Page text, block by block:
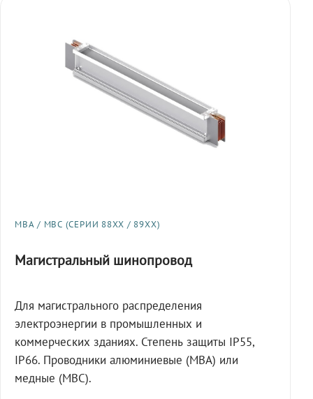
МВА / МВС (СЕРИИ 88XX / 89XX)
Магистральный шинопровод
Для магистрального распределения
электроэнергии в промышленных и
коммерческих зданиях. Степень защиты IP55,
IP66. Проводники алюминиевые (МВА) или
медные (МВС).